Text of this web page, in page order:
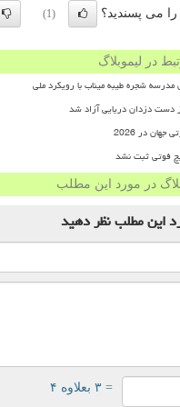
می پسندید؟ (1)
در لیموبلاگ
شجره طیبه میناب با رویکرد ملی
دست دزدان دریایی آزاد شد
در 2026
فوتی ثبت نشد
در مورد این مطلب
این مطلبنظر دهید
= ۳ بعلاوه ۴